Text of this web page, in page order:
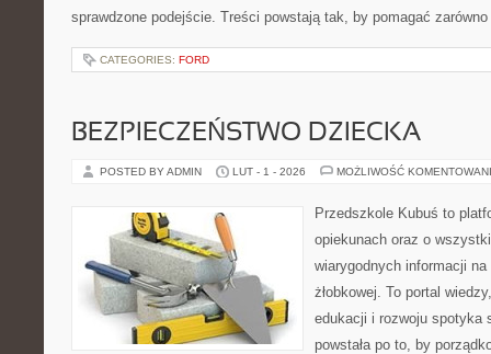
sprawdzone podejście. Treści powstają tak, by pomagać
CATEGORIES: FORD
BEZPIECZEŃSTWO DZIECKA
POSTED BY ADMIN LUT - 1 - 2026 MOŻLIWOŚĆ
Przedszkole Kubuś to
opiekunach oraz o
wiarygodnych informacji
żłobkowej. To portal
edukacji i rozwoju spotyka
powstała po to, by